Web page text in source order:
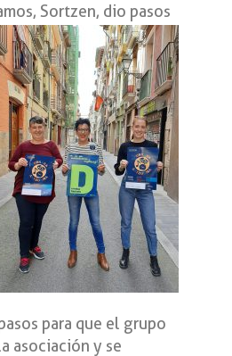
Sortzen, dio pasos
para que el grupo
asociación y se